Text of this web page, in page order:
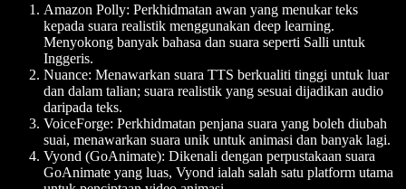
Amazon Polly: Perkhidmatan awan yang menukar teks
kepada suara realistik menggunakan deep learning.
Menyokong banyak bahasa dan suara seperti Salli untuk
Inggeris.
Nuance: Menawarkan suara TTS berkualiti tinggi untuk luar
dan dalam talian; suara realistik yang sesuai dijadikan audio
daripada teks.
VoiceForge: Perkhidmatan penjana suara yang boleh diubah
suai, menawarkan suara unik untuk animasi dan banyak lagi.
Vyond (GoAnimate): Dikenali dengan perpustakaan suara
GoAnimate yang luas, Vyond ialah salah satu platform utama